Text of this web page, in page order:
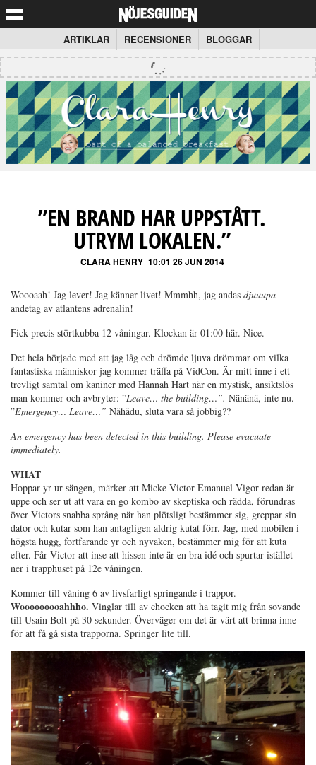
ARTIKLAR RECENSIONER BLOGGAR
”EN BRAND HAR UPPSTÅTT.
UTRYM LOKALEN.”
CLARA HENRY 10:01 26 JUN 2014
Woooaah! Jag lever! Jag känner livet! Mmmhh, jag andas djuuupa
andetag av atlantens adrenalin!
Fick precis störtkubba 12 våningar. Klockan är 01:00 här. Nice.
Det hela började med att jag låg och drömde ljuva drömmar om vilka
fantastiska människor jag kommer träffa på VidCon. Är mitt inne i ett
trevligt samtal om kaniner med Hannah Hart när en mystisk, ansiktslös
man kommer och avbryter: ”Leave… the building…”. Nänänä, inte nu.
”Emergency… Leave…” Nähädu, sluta vara så jobbig??
An emergency has been detected in this building. Please evacuate
immediately.
WHAT
Hoppar yr ur sängen, märker att Micke Victor Emanuel Vigor redan är
uppe och ser ut att vara en go kombo av skeptiska och rädda, förundras
över Victors snabba språng när han plötsligt bestämmer sig, greppar sin
dator och kutar som han antagligen aldrig kutat förr. Jag, med mobilen i
högsta hugg, fortfarande yr och nyvaken, bestämmer mig för att kuta
efter. Får Victor att inse att hissen inte är en bra idé och spurtar istället
ner i trapphuset på 12e våningen.
Kommer till våning 6 av livsfarligt springande i trappor.
Wooooooooahhho. Vinglar till av chocken att ha tagit mig från sovande
till Usain Bolt på 30 sekunder. Överväger om det är värt att brinna inne
för att få gå sista trapporna. Springer lite till.